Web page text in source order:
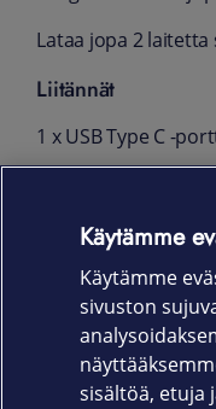
Lataa jopa 2 laitetta
Liitännät
1 x USB Type C -
Magneettinen
Snap and go -
Takuu
24 kk
Käytämme
Käytämme
sivuston
sisältöä, etuja